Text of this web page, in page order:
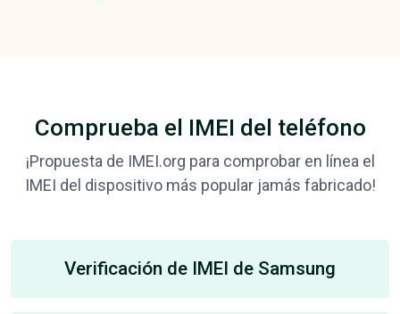
Comprueba el IMEI del teléfono
¡Propuesta de IMEI.org para comprobar en línea el
IMEI del dispositivo más popular jamás fabricado!
Verificación de IMEI de Samsung